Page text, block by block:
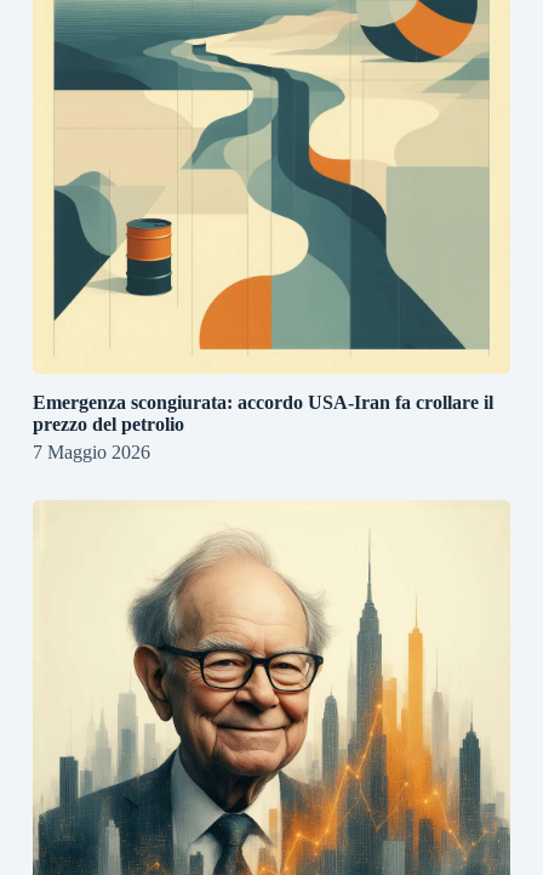
Emergenza scongiurata: accordo USA-Iran fa crollare il
prezzo del petrolio
7 Maggio 2026